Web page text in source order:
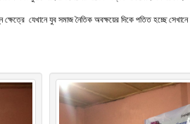
যেখানে যুব সমাজ নৈতিক অবক্ষয়ের দিকে পতিত হচ্ছে